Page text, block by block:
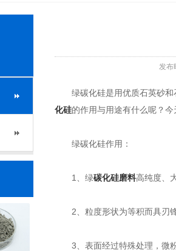
发布
绿碳化硅是用优质石英砂和
化硅的作用与用途有什么呢？今
绿碳化硅作用：
1、绿碳化硅磨料高纯度、
2、粒度形状为等积而具刃锋
3、表面经过特殊处理，微粉